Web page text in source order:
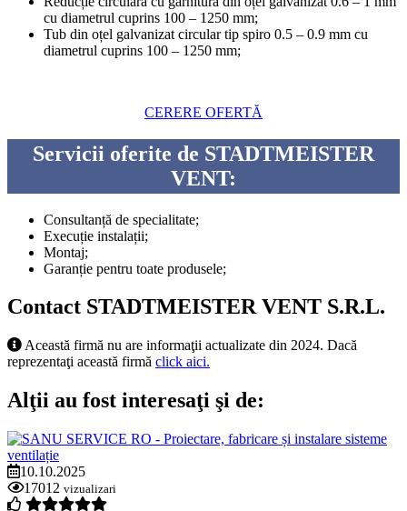
cu diametrul cuprins 100 – 1250 mm;
Tub din oțel galvanizat circular tip spiro 0.5 – 0.9 mm cu
diametrul cuprins 100 – 1250 mm;
CERERE OFERTĂ
Servicii oferite de STADTMEISTER
VENT:
Consultanță de specialitate;
Execuție instalații;
Montaj;
Garanție pentru toate produsele;
Contact STADTMEISTER VENT S.R.L.
Această firmă nu are informaţii actualizate din 2024. Dacă
reprezentaţi această firmă click aici.
Alţii au fost interesaţi şi de:
10.10.2025
17012 vizualizari